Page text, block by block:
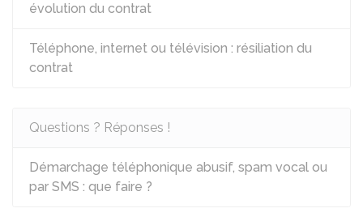
évolution du contrat
Téléphone, internet ou télévision : résiliation du
contrat
Questions ? Réponses !
Démarchage téléphonique abusif, spam vocal ou
par SMS : que faire ?